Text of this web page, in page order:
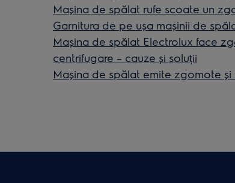
Mașina de spălat rufe scoate un
Garnitura de pe ușa mașinii de
Mașina de spălat Electrolux face
centrifugare – cauze și soluții
Maşina de spălat emite zgomote